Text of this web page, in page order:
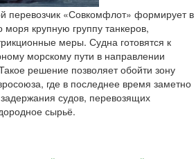
перевозчик «Совкомфлот» формирует в
моря крупную группу танкеров,
меры. Судна готовятся к
морскому пути в направлении
решение позволяет обойти зону
где в последнее время заметно
судов, перевозящих
сырьё.